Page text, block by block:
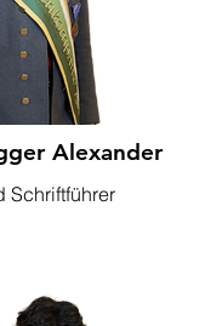
Alexander
Schriftführer